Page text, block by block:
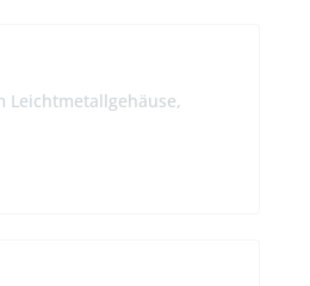
Leichtmetallgehäuse,